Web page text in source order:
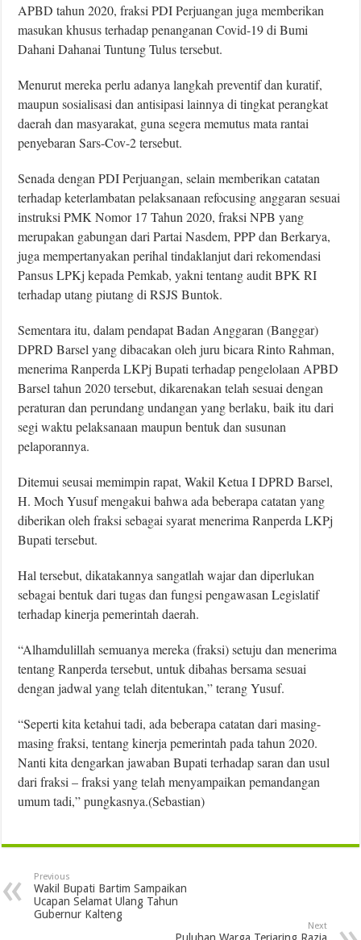
APBD tahun 2020, fraksi PDI Perjuangan juga memberikan
masukan khusus terhadap penanganan Covid-19 di Bumi
Dahani Dahanai Tuntung Tulus tersebut.
Menurut mereka perlu adanya langkah preventif dan kuratif,
maupun sosialisasi dan antisipasi lainnya di tingkat perangkat
daerah dan masyarakat, guna segera memutus mata rantai
penyebaran Sars-Cov-2 tersebut.
Senada dengan PDI Perjuangan, selain memberikan catatan
terhadap keterlambatan pelaksanaan refocusing anggaran sesuai
instruksi PMK Nomor 17 Tahun 2020, fraksi NPB yang
merupakan gabungan dari Partai Nasdem, PPP dan Berkarya,
juga mempertanyakan perihal tindaklanjut dari rekomendasi
Pansus LPKj kepada Pemkab, yakni tentang audit BPK RI
terhadap utang piutang di RSJS Buntok.
Sementara itu, dalam pendapat Badan Anggaran (Banggar)
DPRD Barsel yang dibacakan oleh juru bicara Rinto Rahman,
menerima Ranperda LKPj Bupati terhadap pengelolaan APBD
Barsel tahun 2020 tersebut, dikarenakan telah sesuai dengan
peraturan dan perundang undangan yang berlaku, baik itu dari
segi waktu pelaksanaan maupun bentuk dan susunan
pelaporannya.
Ditemui seusai memimpin rapat, Wakil Ketua I DPRD Barsel,
H. Moch Yusuf mengakui bahwa ada beberapa catatan yang
diberikan oleh fraksi sebagai syarat menerima Ranperda LKPj
Bupati tersebut.
Hal tersebut, dikatakannya sangatlah wajar dan diperlukan
sebagai bentuk dari tugas dan fungsi pengawasan Legislatif
terhadap kinerja pemerintah daerah.
“Alhamdulillah semuanya mereka (fraksi) setuju dan menerima
tentang Ranperda tersebut, untuk dibahas bersama sesuai
dengan jadwal yang telah ditentukan,” terang Yusuf.
“Seperti kita ketahui tadi, ada beberapa catatan dari masing-
masing fraksi, tentang kinerja pemerintah pada tahun 2020.
Nanti kita dengarkan jawaban Bupati terhadap saran dan usul
dari fraksi – fraksi yang telah menyampaikan pemandangan
umum tadi,” pungkasnya.(Sebastian)
Previous
Wakil Bupati Bartim Sampaikan
Ucapan Selamat Ulang Tahun
Gubernur Kalteng
Next